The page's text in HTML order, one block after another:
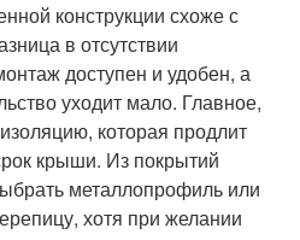
конструкции схоже с
в отсутствии
доступен и удобен, а
уходит мало. Главное,
которая продлит
крыши. Из покрытий
металлопрофиль или
хотя при желании